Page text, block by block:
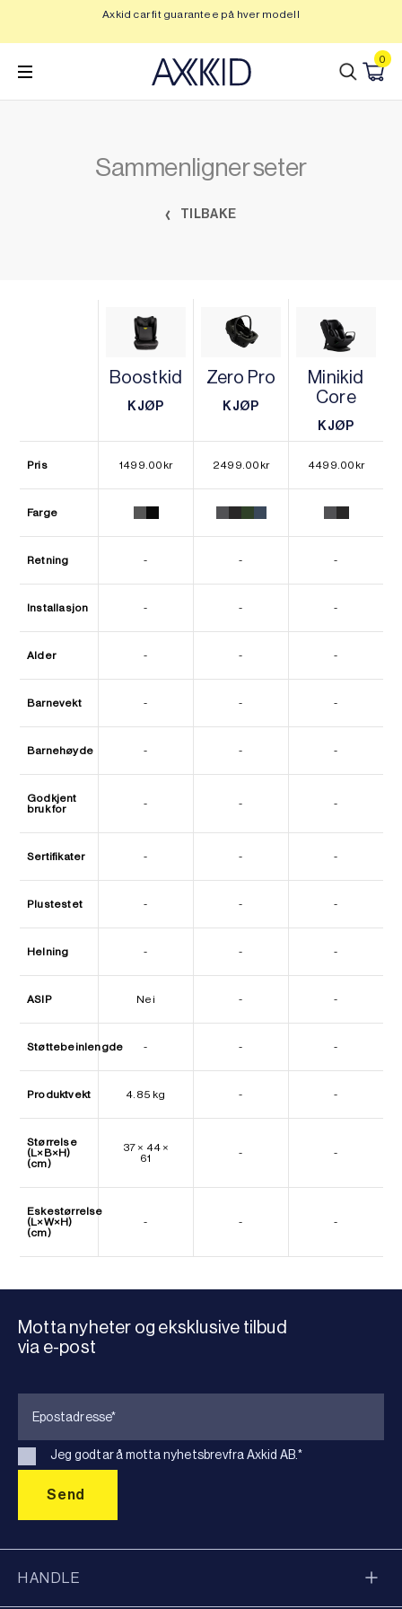
innhold
Axkid car fit guarantee på hver modell
0
Sammenligner seter
TILBAKE
Boostkid
KJØP
Zero Pro
KJØP
Minikid
Core
KJØP
KJØP
Pris 1499.00 kr 2499.00 kr 4499.00 kr
Farge
Retning - - -
Installasjon - - -
Alder - - -
Barnevekt - - -
Barnehøyde - - -
Godkjent
bruk for
- - -
Sertifikater - - -
Plustestet - - -
Helning - - -
ASIP Nei - -
Støttebeinlengde - - -
Produktvekt 4.85 kg - -
Størrelse
(L×B×H)
(cm)
37 × 44 ×
61
- -
Eskestørrelse
(L×W×H)
(cm)
- - -
Motta nyheter og eksklusive tilbud
via e-post
Jeg godtar å motta nyhetsbrevfra Axkid AB.*
HANDLE